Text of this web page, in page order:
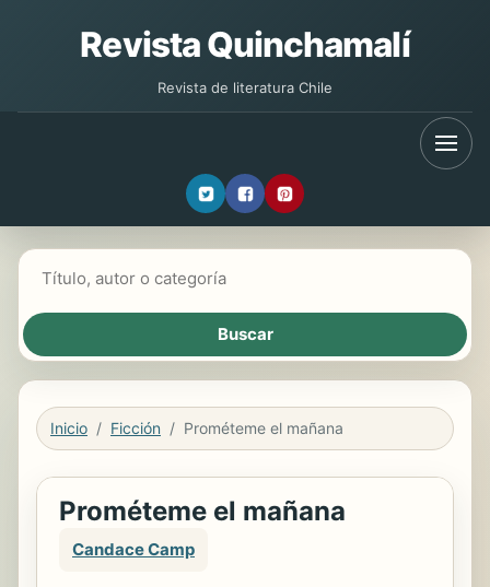
Revista Quinchamalí
Revista de literatura Chile
Inicio Ficción Prométeme el mañana
Prométeme el mañana
Candace Camp